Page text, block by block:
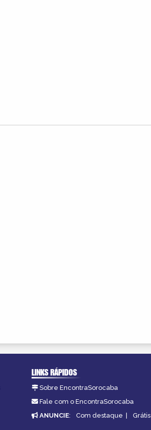
LINKS RÁPIDOS
Sobre EncontraSorocaba
Fale com o EncontraSorocaba
ANUNCIE: Com destaque | Grátis